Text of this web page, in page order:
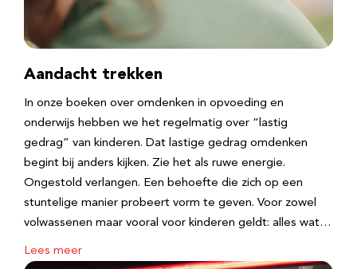
Aandacht trekken
In onze boeken over omdenken in opvoeding en
onderwijs hebben we het regelmatig over “lastig
gedrag” van kinderen. Dat lastige gedrag omdenken
begint bij anders kijken. Zie het als ruwe energie.
Ongestold verlangen. Een behoefte die zich op een
stuntelige manier probeert vorm te geven. Voor zowel
volwassenen maar vooral voor kinderen geldt: alles wat…
Lees meer